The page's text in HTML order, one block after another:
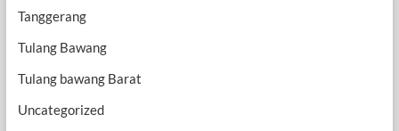
Tanggerang
Tulang Bawang
Tulang bawang Barat
Uncategorized